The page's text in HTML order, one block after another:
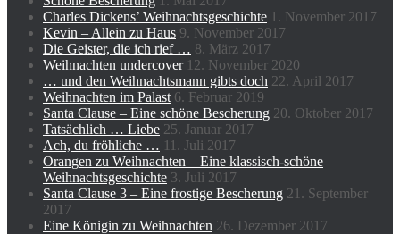
Charles Dickens’ Weihnachtsgeschichte 1. November 2017
Kevin – Allein zu Haus 9. November 2017
Die Geister, die ich rief … 8. März 2017
Weihnachten undercover 12. November 2020
… und den Weihnachtsmann gibts doch 22. April 2017
Weihnachten im Palast 6. Februar 2019
Santa Clause – Eine schöne Bescherung 20. Oktober 2017
Tatsächlich … Liebe 25. Januar 2017
Ach, du fröhliche … 11. Juli 2017
Orangen zu Weihnachten – Eine klassisch-schöne
Weihnachtsgeschichte 3. Juli 2017
Santa Clause 3 – Eine frostige Bescherung 21. September
2017
Eine Königin zu Weihnachten 26. Dezember 2017